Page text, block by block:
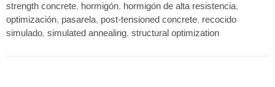
strength concrete, hormigón, hormigón de alta resistencia,
optimización, pasarela, post-tensioned concrete, recocido
simulado, simulated annealing, structural optimization